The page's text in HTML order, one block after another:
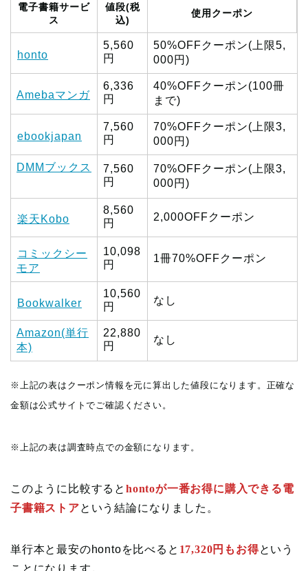
電子書籍サービ
ス
値段(税
込)
使用クーポン
honto
5,560
円
50%OFFクーポン(上限5,
000円)
Amebaマンガ
6,336
円
40%OFFクーポン(100冊
まで)
ebookjapan
7,560
円
70%OFFクーポン(上限3,
000円)
DMMブックス
7,560
円
70%OFFクーポン(上限3,
000円)
楽天Kobo
8,560
円
2,000OFFクーポン
コミックシー
モア
10,098
円
1冊70%OFFクーポン
Bookwalker
10,560
円
なし
Amazon(単行
本)
22,880
円
なし
※上記の表はクーポン情報を元に算出した値段になります。正確な
金額は公式サイトでご確認ください。
※上記の表は調査時点での金額になります。
このように比較すると hontoが一番お得に購入できる電
子書籍ストアという結論になりました。
単行本と最安のhontoを比べると 17,320円もお得という
ことになります。